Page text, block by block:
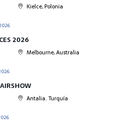
Kielce, Polonia
2026
Melbourne, Australia
Antalia. Turquía